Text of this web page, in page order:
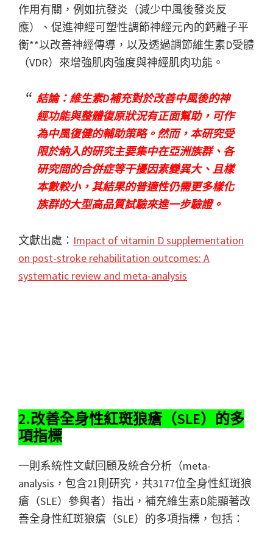
作用有關，例如抗發炎（減少中風後發炎反
應）、促進神經可塑性調節神經元內的鈣離子平
衡**以改善神經傳導，以及透過調節維生素D受體
（VDR）來增強肌肉強度與神經肌肉功能。
結論：維生素D補充對於改善中風後的神
經功能與整體復原狀況有正面幫助，可作
為中風復健的輔助策略。然而，本研究受
限於納入的研究主要集中在亞洲族群、各
研究間的合併症等干擾因素變異大、且樣
本數較小，其結果的普適性仍需更多樣化
族群的大型高品質試驗來進一步驗證。
文獻出處： Impact of vitamin D supplementation
on post-stroke rehabilitation outcomes: A
systematic review and meta-analysis
2.改善全身性紅斑狼瘡（SLE）的多
項指標
一則系統性文獻回顧及統合分析（meta-
analysis，包含21則研究，共3177位全身性紅斑狼
瘡（SLE）參與者）指出，補充維生素D能顯著改
善全身性紅斑狼瘡（SLE）的多項指標，包括：